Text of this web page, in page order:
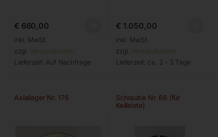
€ 660,00
inkl. MwSt.
zzgl. Versandkosten
Lieferzeit: Auf Nachfrage
€ 1.050,00
inkl. MwSt.
zzgl. Versandkosten
Lieferzeit: ca. 2 - 3 Tage
Axiallager Nr. 176
Schraube Nr. 66 (für
Keilleiste)